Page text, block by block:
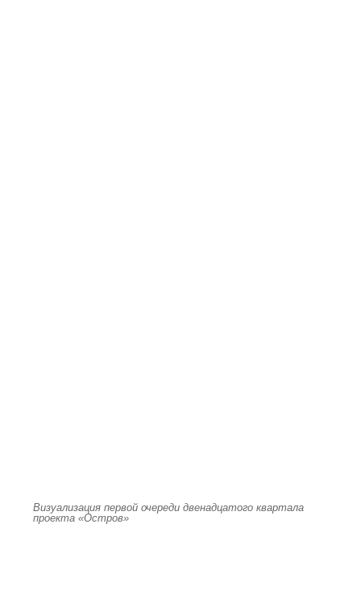
Визуализация первой очереди двенадцатого квартала
проекта «Остров»